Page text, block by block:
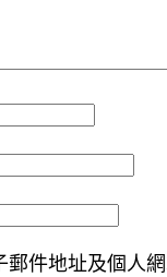
件地址及個人